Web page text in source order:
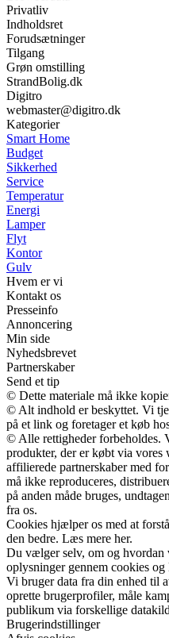
Privatliv
Indholdsret
Forudsætninger
Tilgang
Grøn omstilling
StrandBolig.dk
Digitro
webmaster@digitro.dk
Kategorier
Smart Home
Budget
Sikkerhed
Service
Temperatur
Energi
Lamper
Flyt
Kontor
Gulv
Hvem er vi
Kontakt os
Presseinfo
Annoncering
Min side
Nyhedsbrevet
Partnerskaber
Send et tip
© Dette materiale må ikke
© Alt indhold er beskyttet. Vi
på et link og foretager et køb
© Alle rettigheder forbeholdes.
produkter, der er købt via vores
affilierede partnerskaber med
må ikke reproduceres,
på anden måde bruges,
fra os.
Cookies hjælper os med at
den bedre. Læs mere her.
Du vælger selv, om og hvordan
oplysninger gennem cookies
Vi bruger data fra din enhed til
oprette brugerprofiler, måle
publikum via forskellige
Brugerindstillinger